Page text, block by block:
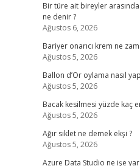
Bir türe ait bireyler
ne denir ?
Ağustos 6, 2026
Bariyer onarıcı krem ne
Ağustos 5, 2026
Ballon d’Or oylama nasıl
Ağustos 5, 2026
Bacak kesilmesi yüzde kaç
Ağustos 5, 2026
Ağır sıklet ne demek ekşi ?
Ağustos 5, 2026
Azure Data Studio ne işe